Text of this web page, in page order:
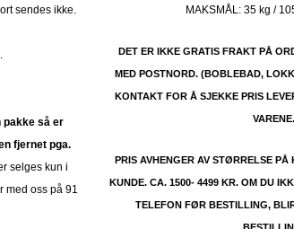
sendes ikke.
pakke så er
fjernet pga.
selges kun i
med oss på 91
MAKSMÅL:35 kg /
DET ER IKKE GRATIS FRAKT PÅ
MED POSTNORD. (BOBLEBAD,
KONTAKT FOR Å SJEKKE PRIS
VARENE.
PRIS AVHENGER AV STØRRELSE
KUNDE. CA. 1500- 4499 KR. OM DU
TELEFON FØR BESTILLING,